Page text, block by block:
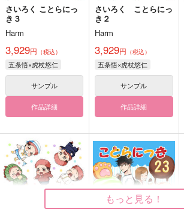
さいろく ことらにっ
き３
Harm
3,929円 （税込）
五条悟×虎杖悠仁
サンプル
作品詳細
さいろく ことらにっ
き２
Harm
3,929円 （税込）
五条悟×虎杖悠仁
サンプル
作品詳細
もっと見る！